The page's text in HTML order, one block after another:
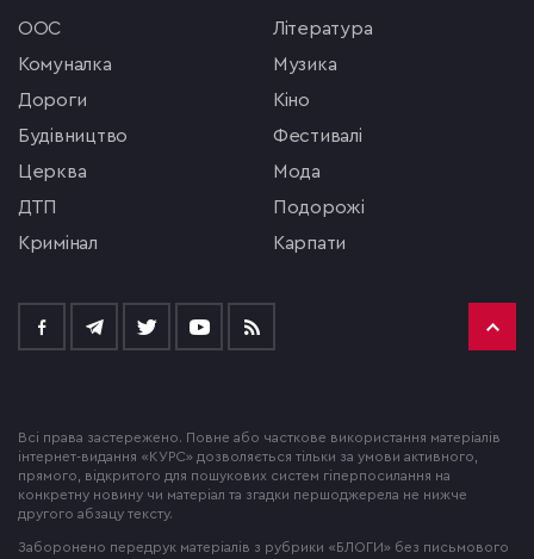
ООС
комуналка
Дороги
будівництво
церква
ДТП
кримінал
література
музика
кіно
фестивалі
мода
подорожі
Карпати
Всі права застережено. Повне або часткове використання матеріалів
інтернет-видання «КУРС» дозволяється тільки за умови активного,
прямого, відкритого для пошукових систем гіперпосилання на
конкретну новину чи матеріал та згадки першоджерела не нижче
другого абзацу тексту.
Заборонено передрук матеріалів з рубрики «БЛОГИ» без письмового